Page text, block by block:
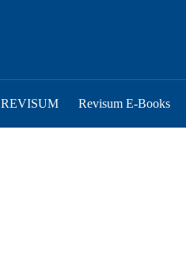
REVISUM Revisum E-Books